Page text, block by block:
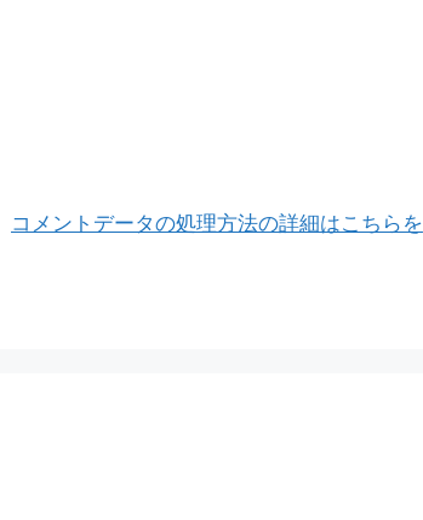
コメントデータの処理方法の詳細はこちらを